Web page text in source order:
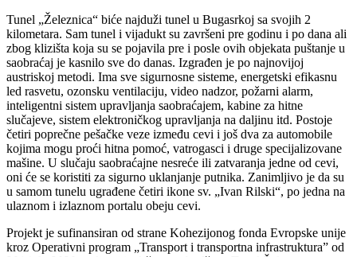
Tunel „Železnica“ biće najduži tunel u Bugasrkoj sa svojih 2
kilometara. Sam tunel i vijadukt su završeni pre godinu i po dana ali
zbog klizišta koja su se pojavila pre i posle ovih objekata puštanje u
saobraćaj je kasnilo sve do danas. Izgrađen je po najnovijoj
austriskoj metodi. Ima sve sigurnosne sisteme, energetski efikasnu
led rasvetu, ozonsku ventilaciju, video nadzor, požarni alarm,
inteligentni sistem upravljanja saobraćajem, kabine za hitne
slučajeve, sistem elektroničkog upravljanja na daljinu itd. Postoje
četiri poprečne pešačke veze između cevi i još dva za automobile
kojima mogu proći hitna pomoć, vatrogasci i druge specijalizovane
mašine. U slučaju saobraćajne nesreće ili zatvaranja jedne od cevi,
oni će se koristiti za sigurno uklanjanje putnika. Zanimljivo je da su
u samom tunelu ugrađene četiri ikone sv. „Ivan Rilski“, po jedna na
ulaznom i izlaznom portalu obeju cevi.
Projekt je sufinansiran od strane Kohezijonog fonda Evropske unije
kroz Operativni program „Transport i transportna infrastruktura” od